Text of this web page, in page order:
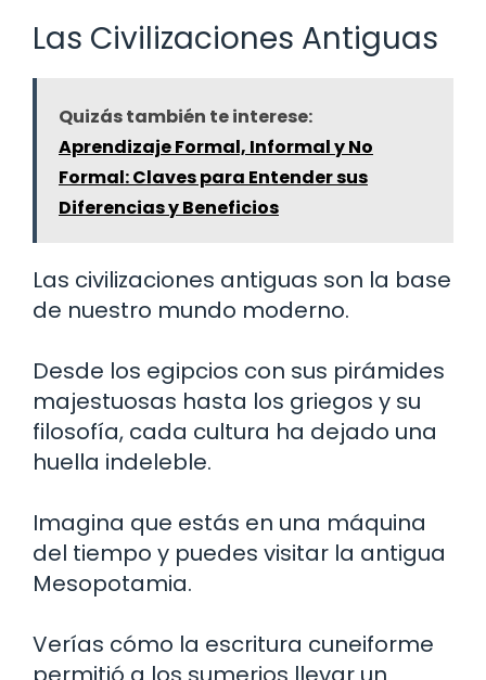
Las Civilizaciones Antiguas
Quizás también te interese:
Aprendizaje Formal, Informal y No
Formal: Claves para Entender sus
Diferencias y Beneficios
Las civilizaciones antiguas son la base
de nuestro mundo moderno.
Desde los egipcios con sus pirámides
majestuosas hasta los griegos y su
filosofía, cada cultura ha dejado una
huella indeleble.
Imagina que estás en una máquina
del tiempo y puedes visitar la antigua
Mesopotamia.
Verías cómo la escritura cuneiforme